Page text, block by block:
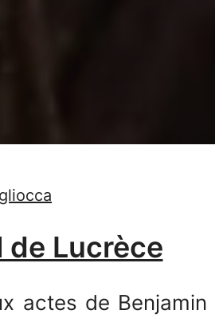
de Lucrèce
actes de Benjamin